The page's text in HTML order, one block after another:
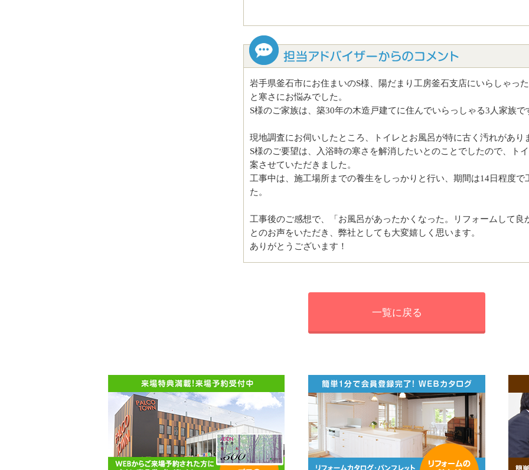
岩手県釜石市にお住まいのS様、陽だまり工房釜石支店にいらしゃっ
と寒さにお悩みでした。
S様のご家族は、築30年の木造戸建てに住んでいらっしゃる3人家族で
現地調査にお伺いしたところ、トイレとお風呂が特に古く汚れがあり
S様のご要望は、入浴時の寒さを解消したいとのことでしたので、ト
案させていただきました。
工事中は、施工場所までの養生をしっかりと行い、期間は14日程度
た。
工事後のご感想で、「お風呂があったかくなった。リフォームして良
とのお声をいただき、弊社としても大変嬉しく思います。
ありがとうございます！
一覧に戻る